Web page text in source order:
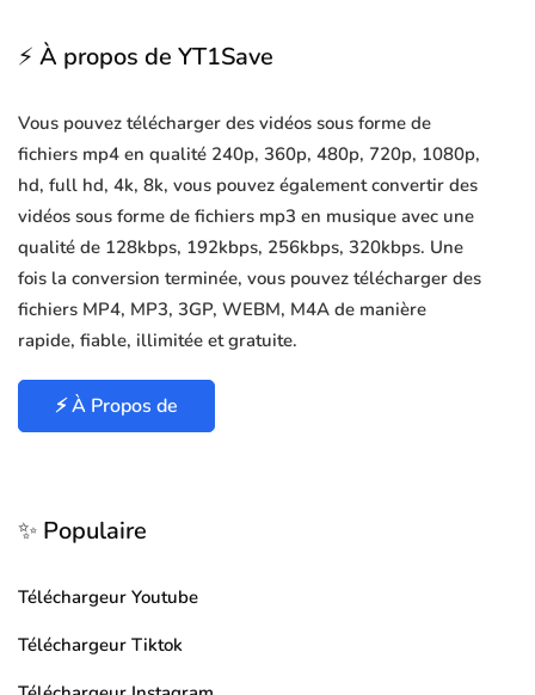
⚡ À propos de YT1Save
Vous pouvez télécharger des vidéos sous forme de
fichiers mp4 en qualité 240p, 360p, 480p, 720p, 1080p,
hd, full hd, 4k, 8k, vous pouvez également convertir des
vidéos sous forme de fichiers mp3 en musique avec une
qualité de 128kbps, 192kbps, 256kbps, 320kbps. Une
fois la conversion terminée, vous pouvez télécharger des
fichiers MP4, MP3, 3GP, WEBM, M4A de manière
rapide, fiable, illimitée et gratuite.
⚡ À Propos de
✨ Populaire
Téléchargeur Youtube
Téléchargeur Tiktok